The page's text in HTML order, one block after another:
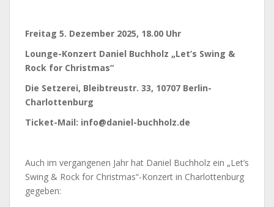
Freitag 5. Dezember 2025, 18.00 Uhr
Lounge-Konzert Daniel Buchholz „Let’s Swing &
Rock for Christmas“
Die Setzerei, Bleibtreustr. 33, 10707 Berlin-
Charlottenburg
Ticket-Mail: info@daniel-buchholz.de
Auch im vergangenen Jahr hat Daniel Buchholz ein „Let’s
Swing & Rock for Christmas“-Konzert in Charlottenburg
gegeben: